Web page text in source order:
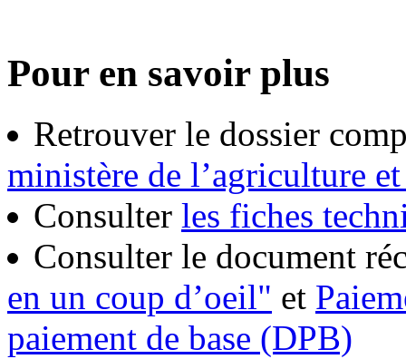
Pour en savoir plus
Retrouver le dossier
ministère de l’agriculture
Consulter les fiches
Consulter le document
en un coup d’oeil" et
paiement de base (DPB)